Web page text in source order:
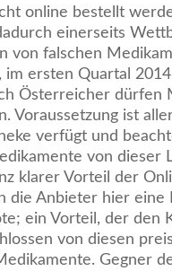
online bestellt
einerseits
von falschen
ersten Quartal
Österreicher dürfen
Voraussetzung ist
verfügt und
von dieser
klarer Vorteil der
die Anbieter hier eine
ein Vorteil, der den
von diesen
Gegner